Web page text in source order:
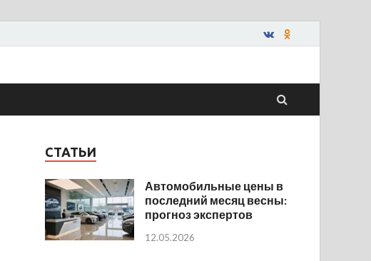
СТАТЬИ
Автомобильные цены в
последний месяц весны:
прогноз экспертов
12.05.2026